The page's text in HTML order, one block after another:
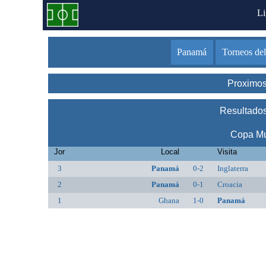
Panamá Torneos
Copa
Jor Local Visita
3
Panamá 0-2 Inglaterra
2
Panamá 0-1 Croacia
1
Ghana 1-0 Panamá